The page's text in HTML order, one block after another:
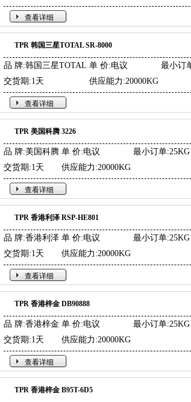
查看详细
TPR 韩国三星TOTAL SR-8000
品 牌:韩国三星TOTAL 单 价:电议 最小订
交货期:1天
供应能力:20000KG
查看详细
TPR 美国科腾 3226
品 牌:美国科腾 单 价:电议 最小订单:25KG
交货期:1天
供应能力:20000KG
查看详细
TPR 香港利泽 RSP-HE801
品 牌:香港利泽 单 价:电议 最小订单:25KG
交货期:1天
供应能力:20000KG
查看详细
TPR 香港梓金 DB90888
品 牌:香港梓金 单 价:电议 最小订单:25KG
交货期:1天
供应能力:20000KG
查看详细
TPR 香港梓金 B95T-6D5